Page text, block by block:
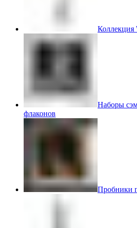
Коллекция
Наборы
флаконов
Пробники